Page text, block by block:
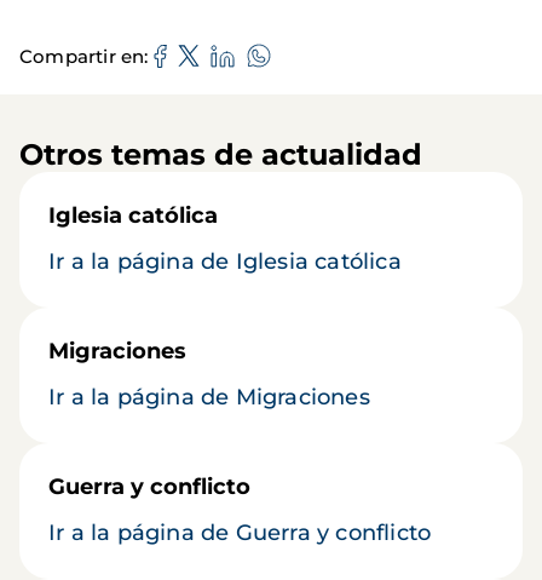
Compartir en
Otros temas de actualidad
Iglesia católica
Ir a la página de Iglesia católica
Migraciones
Ir a la página de Migraciones
Guerra y conflicto
Ir a la página de Guerra y conflicto